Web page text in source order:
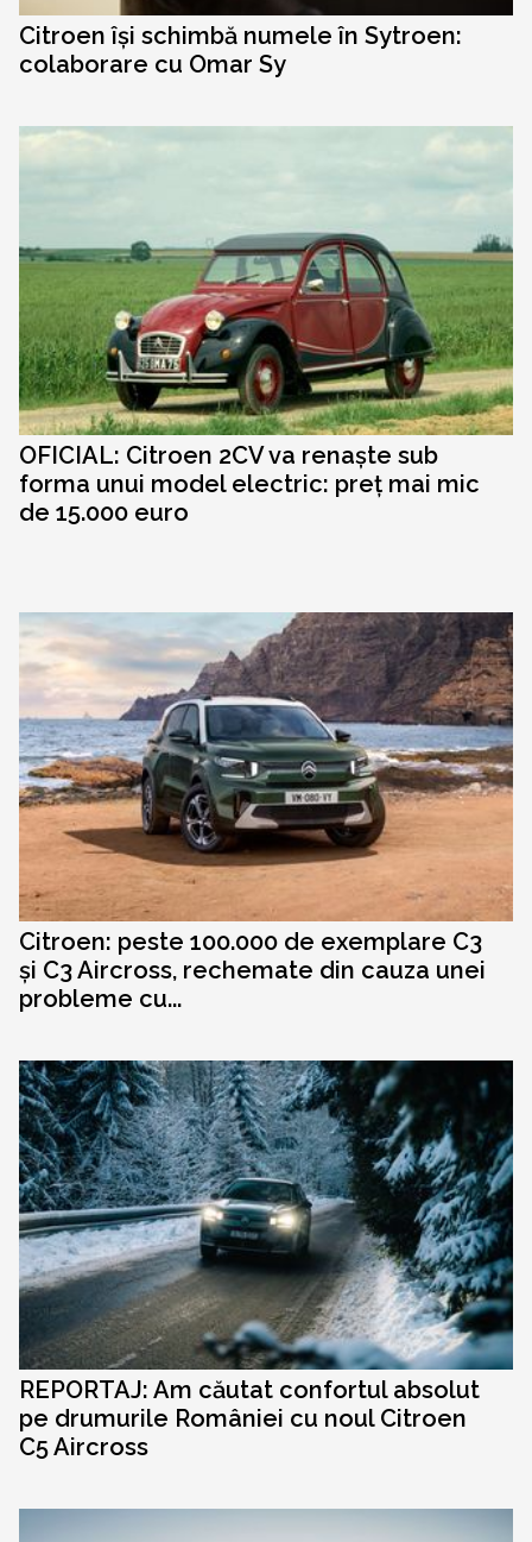
Citroen își schimbă numele în Sytroen:
colaborare cu Omar Sy
OFICIAL: Citroen 2CV va renaște sub
forma unui model electric: preț mai mic
de 15.000 euro
Citroen: peste 100.000 de exemplare C3
și C3 Aircross, rechemate din cauza unei
probleme cu...
REPORTAJ: Am căutat confortul absolut
pe drumurile României cu noul Citroen
C5 Aircross